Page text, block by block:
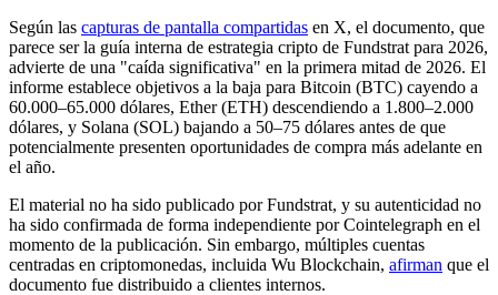
Según las capturas de pantalla compartidas en X, el documento, que
parece ser la guía interna de estrategia cripto de Fundstrat para 2026,
advierte de una "caída significativa" en la primera mitad de 2026. El
informe establece objetivos a la baja para Bitcoin (BTC) cayendo a
60.000–65.000 dólares, Ether (ETH) descendiendo a 1.800–2.000
dólares, y Solana (SOL) bajando a 50–75 dólares antes de que
potencialmente presenten oportunidades de compra más adelante en
el año.
El material no ha sido publicado por Fundstrat, y su autenticidad no
ha sido confirmada de forma independiente por Cointelegraph en el
momento de la publicación. Sin embargo, múltiples cuentas
centradas en criptomonedas, incluida Wu Blockchain, afirman que el
documento fue distribuido a clientes internos.